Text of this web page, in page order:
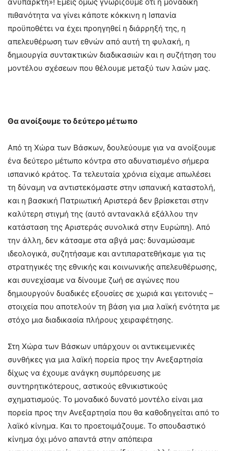
πιθανότητα να γίνει κάποτε κόκκινη η Ισπανία
προϋποθέτει να έχει προηγηθεί η διάρρηξή της, η
απελευθέρωση των εθνών από αυτή τη φυλακή, η
δημιουργία συντακτικών διαδικασιών και η συζήτηση του
μοντέλου σχέσεων που θέλουμε μεταξύ των λαών μας.
Θα ανοίξουμε το δεύτερο μέτωπο
Από τη Χώρα των Βάσκων, δουλεύουμε για να ανοίξουμε
ένα δεύτερο μέτωπο κόντρα στο αδυνατισμένο σήμερα
ισπανικό κράτος. Τα τελευταία χρόνια είχαμε απωλέσει
τη δύναμη να αντιστεκόμαστε στην ισπανική καταστολή,
και η βασκική Πατριωτική Αριστερά δεν βρίσκεται στην
καλύτερη στιγμή της (αυτό αντανακλά εξάλλου την
κατάσταση της Αριστεράς συνολικά στην Ευρώπη). Από
την άλλη, δεν κάτσαμε στα αβγά μας: δυναμώσαμε
ιδεολογικά, συζητήσαμε και αντιπαρατεθήκαμε για τις
στρατηγικές της εθνικής και κοινωνικής απελευθέρωσης,
και συνεχίσαμε να δίνουμε ζωή σε αγώνες που
δημιουργούν δυαδικές εξουσίες σε χωριά και γειτονιές –
στοιχεία που αποτελούν τη βάση για μια λαϊκή ενότητα με
στόχο μια διαδικασία πλήρους χειραφέτησης.
Στη Χώρα των Βάσκων υπάρχουν οι αντικειμενικές
συνθήκες για μια λαϊκή πορεία προς την Ανεξαρτησία
δίχως να έχουμε ανάγκη συμπόρευσης με
συντηρητικότερους, αστικούς εθνικιστικούς
σχηματισμούς. Το μοναδικό δυνατό μοντέλο είναι μια
πορεία προς την Ανεξαρτησία που θα καθοδηγείται από το
λαϊκό κίνημα. Και το προετοιμάζουμε. Το σπουδαστικό
κίνημα όχι μόνο απαντά στην απόπειρα